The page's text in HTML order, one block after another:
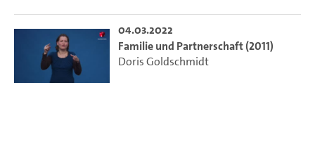
04.03.2022
Familie und Partnerschaft (2011)
Doris Goldschmidt